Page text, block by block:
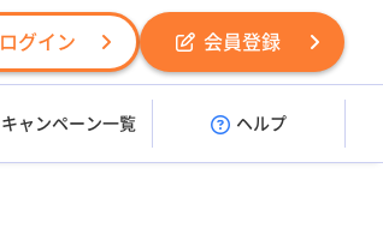
ログイン 会員登録
キャンペーン一覧 ヘルプ